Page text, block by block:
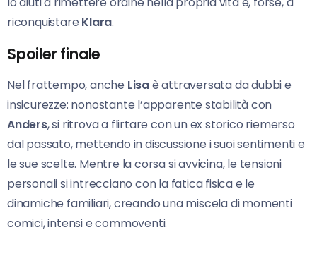
riconquistare Klara.
Spoiler finale
Nel frattempo, anche Lisaè attraversata da dubbi e
insicurezze: nonostante l’apparente stabilità con
Anders, si ritrova a flirtare con un ex storico riemerso
dal passato, mettendo in discussione i suoi sentimenti e
le sue scelte. Mentre la corsa si avvicina, le tensioni
personali si intrecciano con la fatica fisica e le
dinamiche familiari, creando una miscela di momenti
comici, intensi e commoventi.